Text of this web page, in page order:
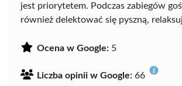
jest priorytetem. Podczas zabiegów
również delektować się pyszną,
Ocena w Google: 5
Liczba opinii w Google: 66